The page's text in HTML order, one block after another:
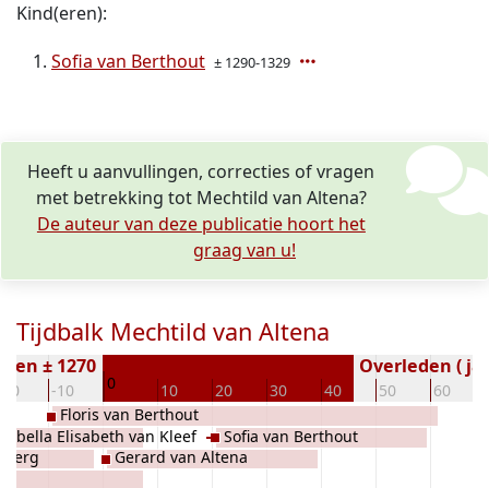
Kind(eren):
Sofia van Berthout ± 1290-1329
Heeft u aanvullingen, correcties of vragen
met betrekking tot Mechtild van Altena?
De auteur van deze publicatie hoort het
graag van u!
Tijdbalk Mechtild van Altena
-10 0 10 20 30 40 50 60
± 1270 Overleden (
Elisabeth van Kleef
Floris van Berthout
Gerard van Altena
Sofia van Berthout